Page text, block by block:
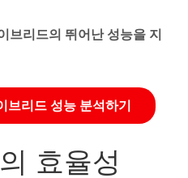
브리드의 뛰어난 성능을 지
브리드 성능 분석하기
효율성